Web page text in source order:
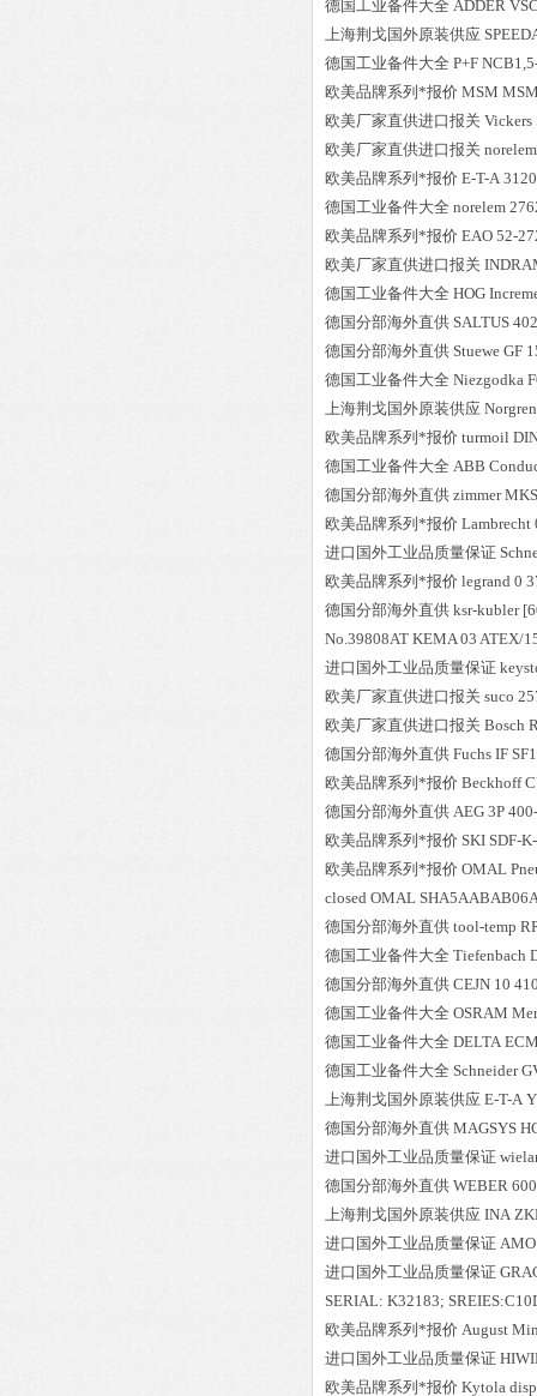
德国工业备件大全 ADDER
上海荆戈国外原装供应
德国工业备件大全 P+F
欧美品牌系列*报价 MSM
欧美厂家直供进口报关 Vickers
欧美厂家直供进口报关 norelem
欧美品牌系列*报价 E-T-A
德国工业备件大全 norelem
欧美品牌系列*报价 EAO 52-
欧美厂家直供进口报关
德国工业备件大全 HOG
德国分部海外直供 SALTUS
德国分部海外直供 Stuewe GF
德国工业备件大全 Niezgodka
上海荆戈国外原装供应 Norgren
欧美品牌系列*报价 turmoil
德国工业备件大全 ABB
德国分部海外直供 zimmer
欧美品牌系列*报价 Lambrecht
进口国外工业品质量保证
欧美品牌系列*报价 legrand 0
德国分部海外直供 ksr-kubler
No.39808AT KEMA 03 ATEX/
进口国外工业品质量保证
欧美厂家直供进口报关 suco
欧美厂家直供进口报关 Bosch
德国分部海外直供 Fuchs IF
欧美品牌系列*报价 Beckhoff
德国分部海外直供 AEG 3P
欧美品牌系列*报价 SKI SDF-
欧美品牌系列*报价 OMAL
closed OMAL
德国分部海外直供 tool-temp
德国工业备件大全 Tiefenbach
德国分部海外直供 CEJN 10
德国工业备件大全 OSRAM
德国工业备件大全 DELTA
德国工业备件大全 Schneider
上海荆戈国外原装供应 E-T-A
德国分部海外直供 MAGSYS
进口国外工业品质量保证
德国分部海外直供 WEBER
上海荆戈国外原装供应 INA
进口国外工业品质量保证 AMO
进口国外工业品质量保证
SERIAL: K32183;
欧美品牌系列*报价 August
进口国外工业品质量保证
欧美品牌系列*报价 Kytola